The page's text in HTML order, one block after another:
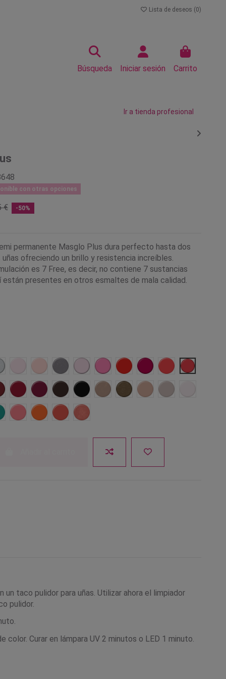
Lista de deseos (0)
Búsqueda Iniciar sesión Carrito
Ir a tienda profesional
con otras opciones
€ -50%
permanente Masglo Plus dura perfecto hasta dos
uñas ofreciendo un brillo y resistencia increíbles.
es 7 Free, es decir, no contiene 7 sustancias
están presentes en otros esmaltes de mala calidad.
Novia Ingenua PrudenteIlusión ExtremaInfluyente
Chic ExplosivaFufurufa
Sollada MalvadaSangre Toro
Negro Unica Glamorosa
Diva Matrimonio
BusconaZánganaConvencidaVigorosa
taco pulidor para uñas. Utilizar ahora el limpiador
pulidor.
Curar en lámpara UV 2 minutos o LED 1 minuto.